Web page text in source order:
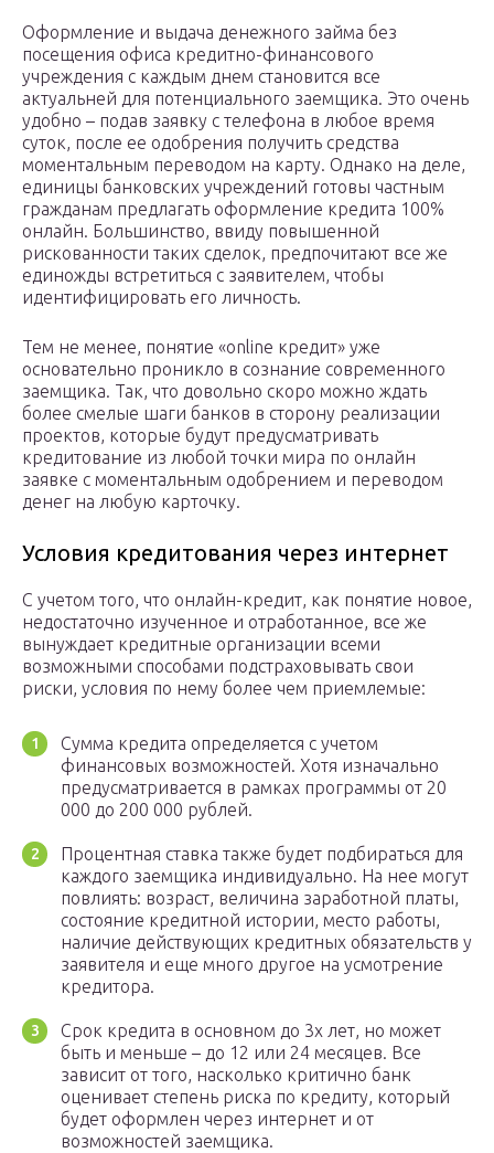
Оформление и выдача денежного займа без
посещения офиса кредитно-финансового
учреждения с каждым днем становится все
актуальней для потенциального заемщика. Это очень
удобно – подав заявку с телефона в любое время
суток, после ее одобрения получить средства
моментальным переводом на карту. Однако на деле,
единицы банковских учреждений готовы частным
гражданам предлагать оформление кредита 100%
онлайн. Большинство, ввиду повышенной
рискованности таких сделок, предпочитают все же
единожды встретиться с заявителем, чтобы
идентифицировать его личность.
Тем не менее, понятие «online кредит» уже
основательно проникло в сознание современного
заемщика. Так, что довольно скоро можно ждать
более смелые шаги банков в сторону реализации
проектов, которые будут предусматривать
кредитование из любой точки мира по онлайн
заявке с моментальным одобрением и переводом
денег на любую карточку.
Условия кредитования через интернет
С учетом того, что онлайн-кредит, как понятие новое,
недостаточно изученное и отработанное, все же
вынуждает кредитные организации всеми
возможными способами подстраховывать свои
риски, условия по нему более чем приемлемые:
Сумма кредита определяется с учетом
финансовых возможностей. Хотя изначально
предусматривается в рамках программы от 20
000 до 200 000 рублей.
Процентная ставка также будет подбираться для
каждого заемщика индивидуально. На нее могут
повлиять: возраст, величина заработной платы,
состояние кредитной истории, место работы,
наличие действующих кредитных обязательств у
заявителя и еще много другое на усмотрение
кредитора.
Срок кредита в основном до 3х лет, но может
быть и меньше – до 12 или 24 месяцев. Все
зависит от того, насколько критично банк
оценивает степень риска по кредиту, который
будет оформлен через интернет и от
возможностей заемщика.